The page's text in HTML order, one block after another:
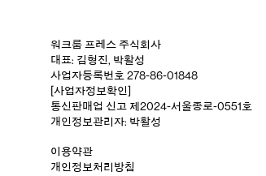
워크룸 프레스 주식회사
대표: 김형진, 박활성
사업자등록번호 278-86-01848
[사업자정보확인]
통신판매업 신고 제2024-서울종로-0551호
개인정보관리자: 박활성
이용약관
개인정보처리방침